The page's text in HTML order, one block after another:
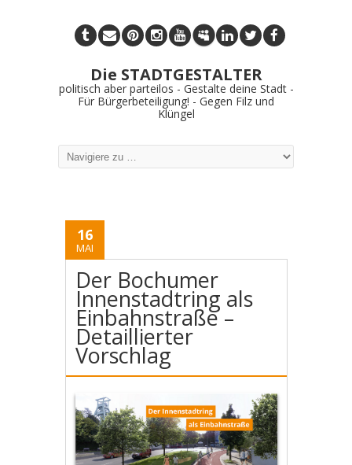
Die STADTGESTALTER
politisch aber parteilos - Gestalte deine Stadt -
Für Bürgerbeteiligung! - Gegen Filz und
Klüngel
16
MAI
Der Bochumer
Innenstadtring als
Einbahnstraße –
Detaillierter
Vorschlag